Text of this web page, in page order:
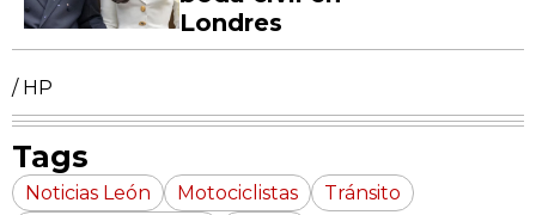
Londres
/ HP
Tags
Noticias León Motociclistas
Tránsito